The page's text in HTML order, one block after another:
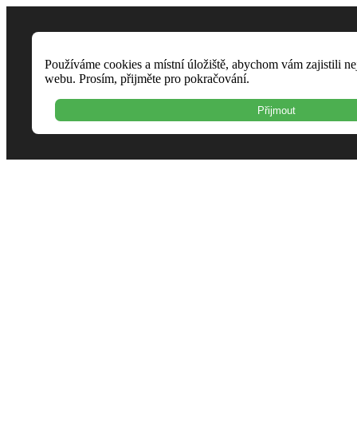
Používáme cookies a místní úložiště, abychom vám zajistili
webu. Prosím, přijměte pro pokračování.
Přijmout